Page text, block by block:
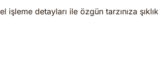
işleme detayları ile özgün tarzınıza